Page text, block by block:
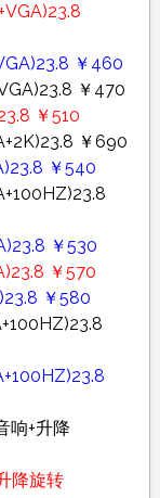
￥460
￥470
￥510
￥690
￥540
￥530
￥570
￥580
响+升降
降旋转